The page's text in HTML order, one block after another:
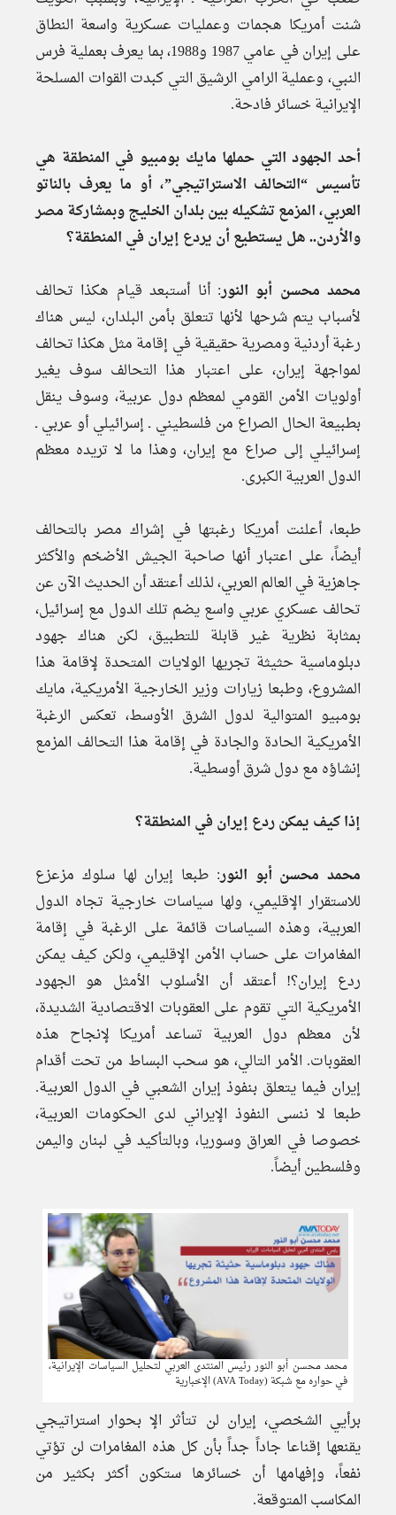
شنت أمريكا هجمات وعمليات عسكرية واسعة النطاق
على إيران في عامي 1987 و1988، بما يعرف بعملية فرس
النبي، وعملية الرامي الرشيق التي كبدت القوات المسلحة
الإيرانية خسائر فادحة.
أحد الجهود التي حملها مايك بومبيو في المنطقة هي
تأسيس “التحالف الاستراتيجي”، أو ما يعرف بالناتو
العربي، المزمع تشكيله بين بلدان الخليج وبمشاركة مصر
والأردن.. هل يستطيع أن يردع إيران في المنطقة؟
محمد محسن أبو النور: أنا أستبعد قيام هكذا تحالف
لأسباب يتم شرحها لأنها تتعلق بأمن البلدان، ليس هناك
رغبة أردنية ومصرية حقيقية في إقامة مثل هكذا تحالف
لمواجهة إيران، على اعتبار هذا التحالف سوف يغير
أولويات الأمن القومي لمعظم دول عربية، وسوف ينقل
بطبيعة الحال الصراع من فلسطيني ـ إسرائيلي أو عربي ـ
إسرائيلي إلى صراع مع إيران، وهذا ما لا تريده معظم
الدول العربية الكبرى.
طبعا، أعلنت أمريكا رغبتها في إشراك مصر بالتحالف
أيضاً، على اعتبار أنها صاحبة الجيش الأضخم والأكثر
جاهزية في العالم العربي، لذلك أعتقد أن الحديث الآن عن
تحالف عسكري عربي واسع يضم تلك الدول مع إسرائيل،
بمثابة نظرية غير قابلة للتطبيق، لكن هناك جهود
دبلوماسية حثيثة تجريها الولايات المتحدة لإقامة هذا
المشروع، وطبعا زيارات وزير الخارجية الأمريكية، مايك
بومبيو المتوالية لدول الشرق الأوسط، تعكس الرغبة
الأمريكية الحادة والجادة في إقامة هذا التحالف المزمع
إنشاؤه مع دول شرق أوسطية.
إذا كيف يمكن ردع إيران في المنطقة؟
محمد محسن أبو النور: طبعا إيران لها سلوك مزعزع
للاستقرار الإقليمي، ولها سياسات خارجية تجاه الدول
العربية، وهذه السياسات قائمة على الرغبة في إقامة
المغامرات على حساب الأمن الإقليمي، ولكن كيف يمكن
ردع إيران؟! أعتقد أن الأسلوب الأمثل هو الجهود
الأمريكية التي تقوم على العقوبات الاقتصادية الشديدة،
لأن معظم دول العربية تساعد أمريكا لإنجاح هذه
العقوبات. الأمر التالي، هو سحب البساط من تحت أقدام
إيران فيما يتعلق بنفوذ إيران الشعبي في الدول العربية.
طبعا لا ننسى النفوذ الإيراني لدى الحكومات العربية،
خصوصا في العراق وسوريا، وبالتأكيد في لبنان واليمن
وفلسطين أيضاً.
محمد محسن أبو النور رئيس المنتدى العربي لتحليل السياسات الإيرانية،
في حواره مع شبكة (AVA Today) الإخبارية
برأيي الشخصي، إيران لن تتأثر الإ بحوار استراتيجي
يقنعها إقناعا جاداً جداً بأن كل هذه المغامرات لن تؤتي
نفعاً، وإفهامها أن خسائرها ستكون أكثر بكثير من
المكاسب المتوقعة.